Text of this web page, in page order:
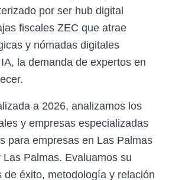
por ser hub digital
fiscales ZEC que atrae
y nómadas digitales
la demanda de expertos en
a 2026, analizamos los
y empresas especializadas
para empresas en Las Palmas
Palmas. Evaluamos su
de éxito, metodología y relación